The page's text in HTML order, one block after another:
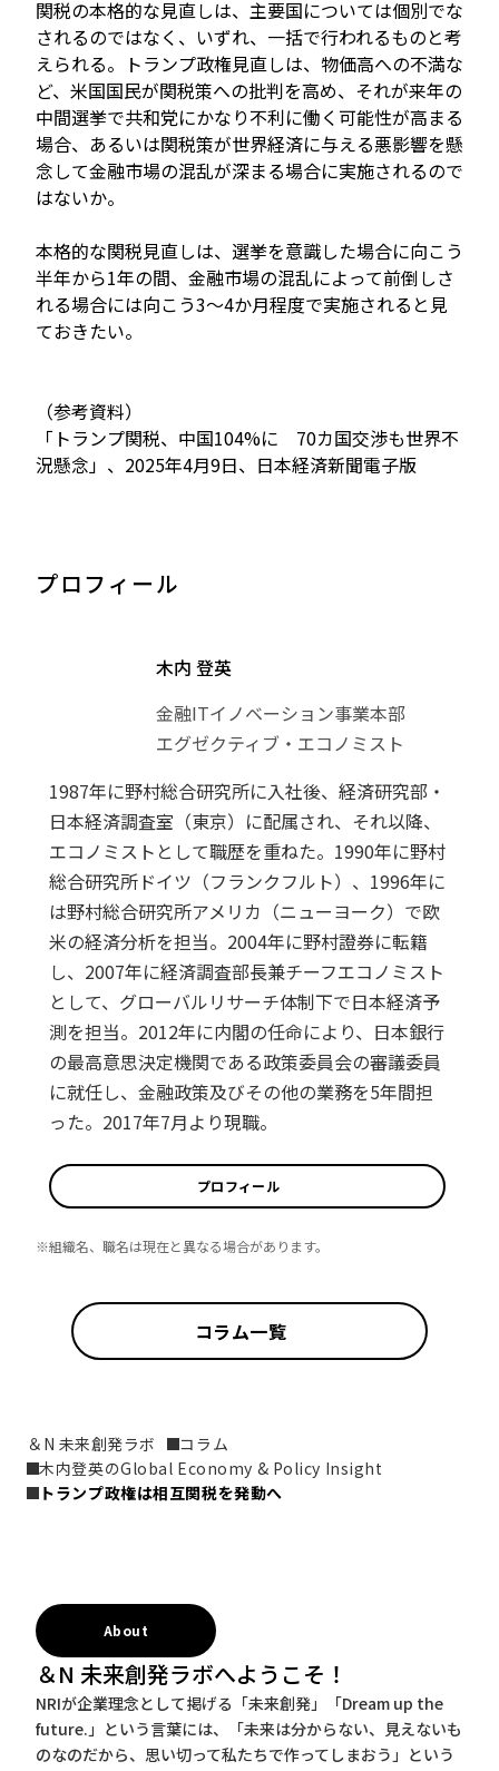
関税の本格的な見直しは、主要国については個別でな
されるのではなく、いずれ、一括で行われるものと考
えられる。トランプ政権見直しは、物価高への不満な
ど、米国国民が関税策への批判を高め、それが来年の
中間選挙で共和党にかなり不利に働く可能性が高まる
場合、あるいは関税策が世界経済に与える悪影響を懸
念して金融市場の混乱が深まる場合に実施されるので
はないか。
本格的な関税見直しは、選挙を意識した場合に向こう
半年から1年の間、金融市場の混乱によって前倒しさ
れる場合には向こう3～4か月程度で実施されると見
ておきたい。
（参考資料）
「トランプ関税、中国104%に 70カ国交渉も世界不
況懸念」、2025年4月9日、日本経済新聞電子版
プロフィール
木内 登英
金融ITイノベーション事業本部
エグゼクティブ・エコノミスト
1987年に野村総合研究所に入社後、経済研究部・
日本経済調査室（東京）に配属され、それ以降、
エコノミストとして職歴を重ねた。1990年に野村
総合研究所ドイツ（フランクフルト）、1996年に
は野村総合研究所アメリカ（ニューヨーク）で欧
米の経済分析を担当。2004年に野村證券に転籍
し、2007年に経済調査部長兼チーフエコノミスト
として、グローバルリサーチ体制下で日本経済予
測を担当。2012年に内閣の任命により、日本銀行
の最高意思決定機関である政策委員会の審議委員
に就任し、金融政策及びその他の業務を5年間担
った。2017年7月より現職。
プロフィール
※組織名、職名は現在と異なる場合があります。
コラム一覧
＆N 未来創発ラボ
コラム
木内登英のGlobal Economy & Policy Insight
トランプ政権は相互関税を発動へ
About
＆N 未来創発ラボへようこそ！
NRIが企業理念として掲げる「未来創発」「Dream up the
future.」という言葉には、「未来は分からない、見えないも
のなのだから、思い切って私たちで作ってしまおう」という